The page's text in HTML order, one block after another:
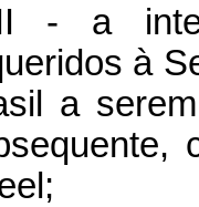
- a
à
a